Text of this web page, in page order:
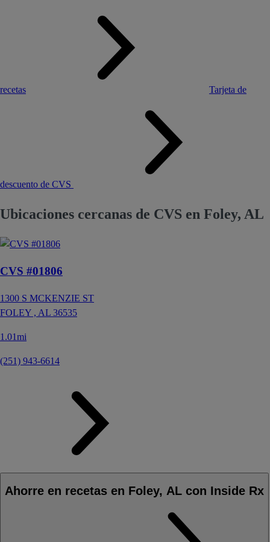
recetas Tarjeta de
descuento de CVS
Ubicaciones cercanas de CVS en Foley, AL
CVS #01806
1300 S MCKENZIE ST
FOLEY , AL 36535
1.01mi
(251) 943-6614
Ahorre en recetas en Foley, AL con Inside Rx